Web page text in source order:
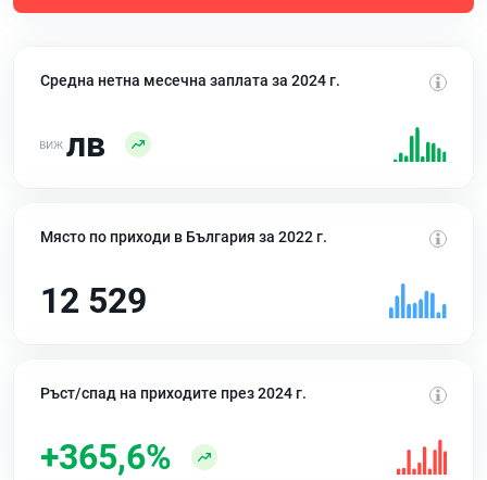
Средна нетна месечна заплата за 2024 г.
лв
Място по приходи в България за 2022 г.
12 529
Ръст/спад на приходите през 2024 г.
+365,6%